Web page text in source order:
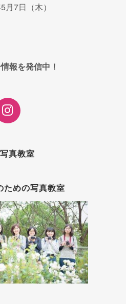
7日（木）
報を発信中！
真教室
ための写真教室